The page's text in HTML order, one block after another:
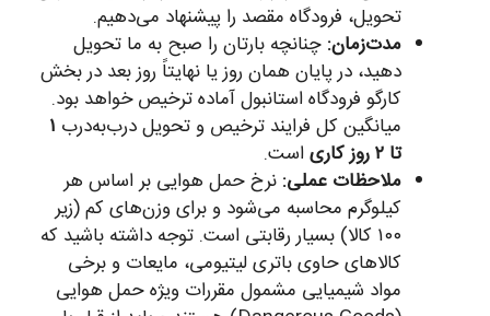
تحویل، فرودگاه مقصد را پیشنهاد می‌دهیم.
مدت‌زمان: چنانچه بارتان را صبح به ما تحویل
دهید، در پایان همان روز یا نهایتاً روز بعد در بخش
کارگو فرودگاه استانبول آماده ترخیص خواهد بود.
میانگین کل فرایند ترخیص و تحویل درب‌به‌درب ۱
تا ۲ روز کاری
است.
ملاحظات عملی: نرخ حمل هوایی بر اساس هر
کیلوگرم محاسبه می‌شود و برای وزن‌های کم (زیر
۱۰۰ کالا) بسیار رقابتی است. توجه داشته باشید که
کالاهای حاوی باتری لیتیومی، مایعات و برخی
مواد شیمیایی مشمول مقررات ویژه حمل هوایی